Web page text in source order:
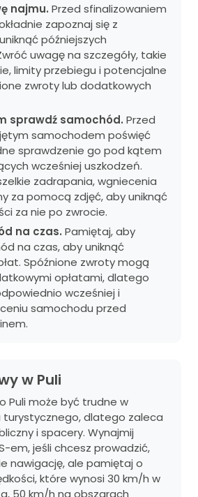
najmu. Przed sfinalizowaniem
zapoznaj się z
późniejszych
uwagę na szczegóły, takie
limity przebiegu i potencjalne
zwroty lub dodatkowych
sprawdź samochód. Przed
samochodem poświęć
sprawdzenie go pod kątem
wcześniej uszkodzeń.
zadrapania, wgniecenia
za pomocą zdjęć, aby uniknąć
za nie po zwrocie.
na czas. Pamiętaj, aby
na czas, aby uniknąć
Spóźnione zwroty mogą
opłatami, dlatego
wcześniej i
samochodu przed
w Puli
Puli może być trudne w
turystycznego, dlatego zaleca
i spacery. Wynajmij
em, jeśli chcesz prowadzić,
nawigację, ale pamiętaj o
które wynosi 30 km/h w
50 km/h na obszarach